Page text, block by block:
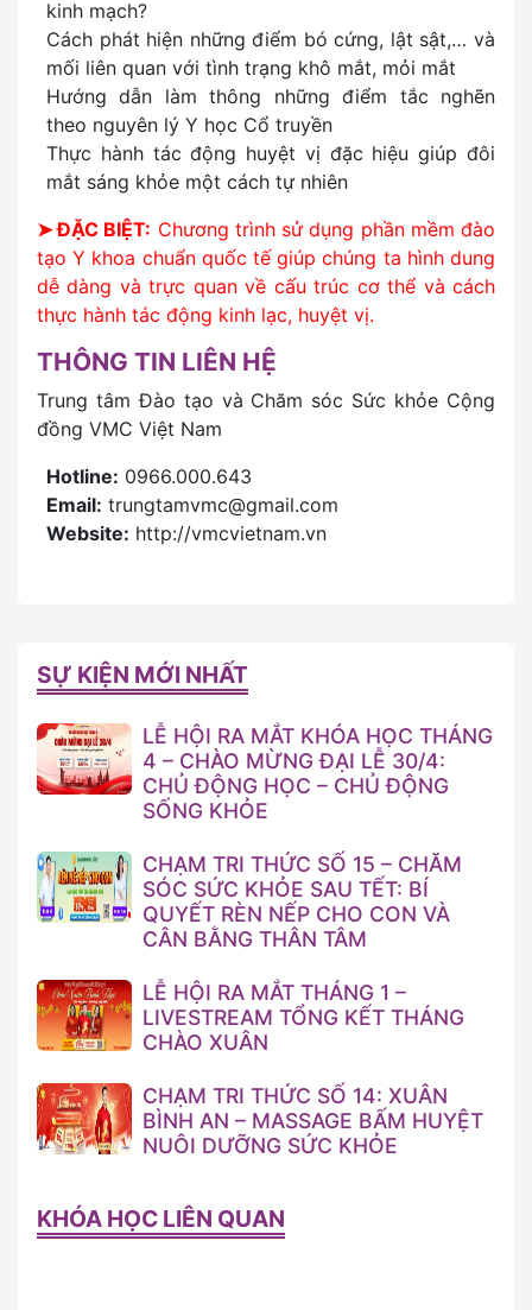
kinh mạch?
Cách phát hiện những điểm bó cứng, lật sật,… và
mối liên quan với tình trạng khô mắt, mỏi mắt
Hướng dẫn làm thông những điểm tắc nghẽn
theo nguyên lý Y học Cổ truyền
Thực hành tác động huyệt vị đặc hiệu giúp đôi
mắt sáng khỏe một cách tự nhiên
➤ ĐẶC BIỆT: Chương trình sử dụng phần mềm đào
tạo Y khoa chuẩn quốc tế giúp chúng ta hình dung
dễ dàng và trực quan về cấu trúc cơ thể và cách
thực hành tác động kinh lạc, huyệt vị.
THÔNG TIN LIÊN HỆ
Trung tâm Đào tạo và Chăm sóc Sức khỏe Cộng
đồng VMC Việt Nam
Hotline: 0966.000.643
Email: trungtamvmc@gmail.com
Website: http://vmcvietnam.vn
SỰ KIỆN MỚI NHẤT
LỄ HỘI RA MẮT KHÓA HỌC THÁNG
4 – CHÀO MỪNG ĐẠI LỄ 30/4:
CHỦ ĐỘNG HỌC – CHỦ ĐỘNG
SỐNG KHỎE
CHẠM TRI THỨC SỐ 15 – CHĂM
SÓC SỨC KHỎE SAU TẾT: BÍ
QUYẾT RÈN NẾP CHO CON VÀ
CÂN BẰNG THÂN TÂM
LỄ HỘI RA MẮT THÁNG 1 –
LIVESTREAM TỔNG KẾT THÁNG
CHÀO XUÂN
CHẠM TRI THỨC SỐ 14: XUÂN
BÌNH AN – MASSAGE BẤM HUYỆT
NUÔI DƯỠNG SỨC KHỎE
KHÓA HỌC LIÊN QUAN